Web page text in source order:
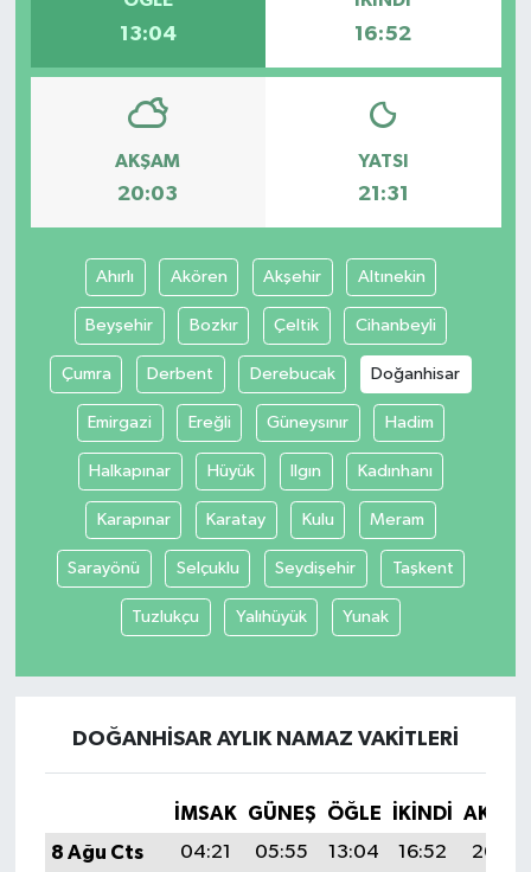
13:04 16:52
AKŞAM
20:03
YATSI
21:31
Ahırlı Akören Akşehir Altınekin
Beyşehir Bozkır Çeltik Cihanbeyli
Çumra Derbent Derebucak Doğanhisar
Emirgazi Ereğli Güneysınır Hadim
Halkapınar Hüyük Ilgın Kadınhanı
Karapınar Karatay Kulu Meram
Sarayönü Selçuklu Seydişehir Taşkent
Tuzlukçu Yalıhüyük Yunak
DOĞANHISAR AYLIK NAMAZ VAKITLERI
İMSAK GÜNEŞ ÖĞLE İKINDI
8 Ağu Cts
04:21 05:55 13:04 16:52
20:03